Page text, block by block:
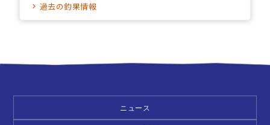
過去の釣果情報
ニュース